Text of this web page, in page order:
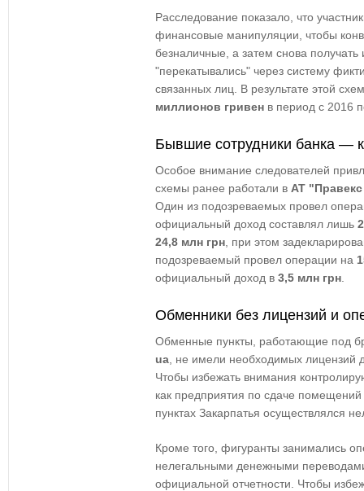
Расследование показало, что
финансовые манипуляции, чтобы
безналичные, а затем снова
"перекатывались" через систему
связанных лиц. В результате этой
миллионов гривен в период с 2016
Бывшие сотрудники банка —
Особое внимание следователей
схемы ранее работали в АТ
Один из подозреваемых провел
официальный доход составлял лишь
24,8 млн грн , при этом
подозреваемый провел операции на
официальный доход в 3,5 млн грн
Обменники без лицензий и
Обменные пункты, работающие под
ua , не имели необходимых
Чтобы избежать внимания
как предприятия по сдаче
пунктах Закарпатья осуществлялся
Кроме того, фигуранты занимались
нелегальными денежными
официальной отчетности. Чтобы